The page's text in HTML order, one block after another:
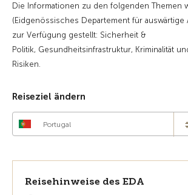
Die Informationen zu den folgenden Themen
(Eidgenössisches Departement für auswärtige
zur Verfügung gestellt: Sicherheit &
Politik, Gesundheitsinfrastruktur, Kriminalität
Risiken.
Reiseziel ändern
Portugal
Reisehinweise des EDA